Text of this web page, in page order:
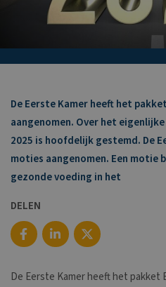
De Eerste Kamer heeft het
aangenomen. Over het
2025 is hoofdelijk gestemd. De
moties aangenomen. Een motie
gezonde voeding in het
DELEN
De Eerste Kamer heeft het pakket